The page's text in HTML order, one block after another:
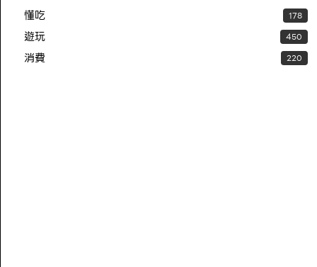
懂吃 178
遊玩 450
消費 220